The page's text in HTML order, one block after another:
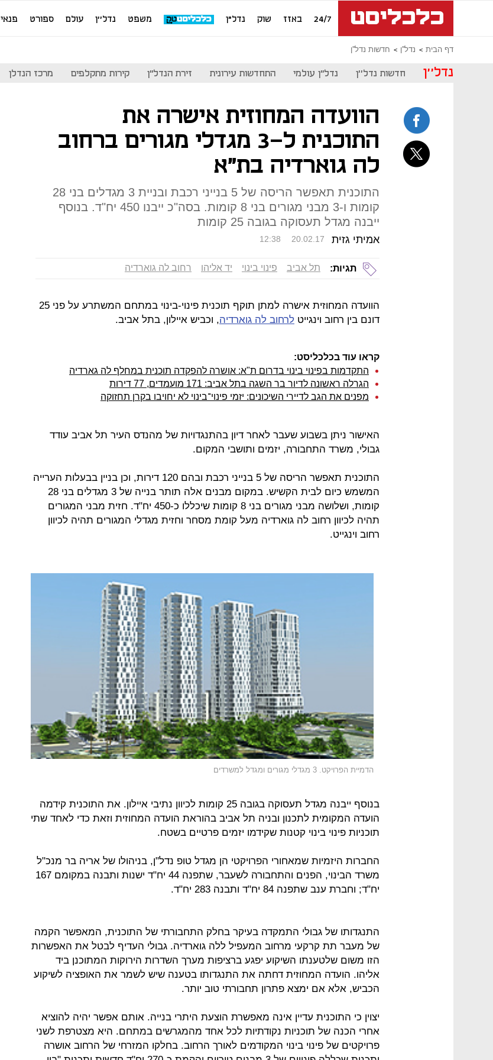
24/7 באזז שוק נדל"ן משפט נדל''ן עולם ספורט פנאי
דף הבית נדל''ן חדשות נדל''ן
נדל''ן חדשות נדל''ן נדל"ן עולמי התחדשות עירונית זירת הנדל"ן קירות מתקלפים מרכז הנדלן
הוועדה המחוזית אישרה את
התוכנית ל-3 מגדלי מגורים ברחוב
לה גוארדיה בת"א
התוכנית תאפשר הריסה של 5 בנייני רכבת ובניית 3 מגדלים בני 28
קומות ו-3 מבני מגורים בני 8 קומות. בסה"כ ייבנו 450 יח"ד. בנוסף
ייבנה מגדל תעסוקה בגובה 25 קומות
אמיתי גזית 12:38 20.02.17
תגיות: תל אביב פינוי בינוי יד אליהו רחוב לה גוארדיה
הוועדה המחוזית אישרה למתן תוקף תוכנית פינוי-בינוי במתחם המשתרע על פני 25
דונם בין רחוב וינגייט לרחוב לה גוארדיה, וכביש איילון, בתל אביב.
קראו עוד בכלכליסט:
התקדמות בפינוי בינוי בדרום ת"א: אושרה להפקדה תוכנית במחלף לה גארדיה
הגרלה ראשונה לדיור בר השגה בתל אביב: 171 מועמדים, 77 דירות
מפנים את הגב לדיירי השיכונים: יזמי פינוי־בינוי לא יחויבו בקרן תחזוקה
האישור ניתן בשבוע שעבר לאחר דיון בהתנגדויות של מהנדס העיר תל אביב עודד
גבולי, משרד התחבורה, יזמים ותושבי המקום.
התוכנית תאפשר הריסה של 5 בנייני רכבת ובהם 120 דירות, וכן בניין בבעלות הערייה
המשמש כיום לבית הקשיש. במקום מבנים אלה תותר בנייה של 3 מגדלים בני 28
קומות, ושלושה מבני מגורים בני 8 קומות שיכללו כ-450 יח"ד. חזית מבני המגורים
תהיה לכיוון רחוב לה גוארדיה מעל קומת מסחר וחזית מגדלי המגורים תהיה לכיוון
רחוב וינגייט.
הדמיית הפרויקט. 3 מגדלי מגורים ומגדל למשרדים
בנוסף ייבנה מגדל תעסוקה בגובה 25 קומות לכיוון נתיבי איילון. את התוכנית קידמה
הועדה המקומית לתכנון ובניה תל אביב בהוראת הועדה המחוזית וזאת כדי לאחד שתי
תוכניות פינוי בינוי קטנות שקידמו יזמים פרטיים בשטח.
החברות היזמיות שמאחורי הפרויקטי הן מגדל טופ נדל"ן, בניהולו של אריה בר מנכ"ל
משרד הבינוי, הפנים והתחבורה לשעבר, שתפנה 44 יח"ד ישנות ותבנה במקומם 167
יח"ד; וחברת ענב שתפנה 84 יח"ד ותבנה 283 יח"ד.
התנגדותו של גבולי התמקדה בעיקר בחלק התחבורתי של התוכנית, המאפשר הקמה
של מעבר תת קרקעי מרחוב המעפיל ללה גוארדיה. גבולי העדיף לבטל את האפשרות
הזו משום שלטענתו השיקוע יפגע ברציפות מערך השדרות הירוקות המתוכנן ביד
אליהו. הועדה המחוזית דחתה את התנגדותו בטענה שיש לשמר את האופציה לשיקוע
הכביש, אלא אם ימצא פתרון תחבורתי טוב יותר.
יצוין כי התוכנית עדיין אינה מאפשרת הוצעת היתרי בנייה. אותם אפשר יהיה להוציא
אחרי הכנה של תוכניות נקודתיות לכל אחד מהמגרשים במתחם. היא מצטרפת לשני
פרויקטים של פינוי בינוי המקודמים לאורך הרחוב. בחלקו המזרחי של הרחוב אושרה